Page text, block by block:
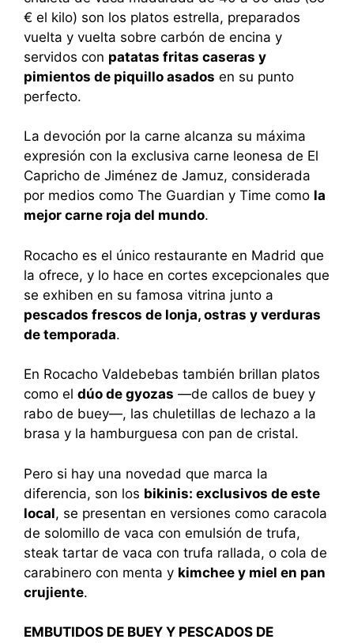
€ el kilo) son los platos estrella, preparados
vuelta y vuelta sobre carbón de encina y
servidos con patatas fritas caseras y
pimientos de piquillo asados en su punto
perfecto.
La devoción por la carne alcanza su máxima
expresión con la exclusiva carne leonesa de El
Capricho de Jiménez de Jamuz, considerada
por medios como The Guardian y Time como la
mejor carne roja del mundo.
Rocacho es el único restaurante en Madrid que
la ofrece, y lo hace en cortes excepcionales que
se exhiben en su famosa vitrina junto a
pescados frescos de lonja, ostras y verduras
de temporada.
En Rocacho Valdebebas también brillan platos
como el dúo de gyozas —de callos de buey y
rabo de buey—, las chuletillas de lechazo a la
brasa y la hamburguesa con pan de cristal.
Pero si hay una novedad que marca la
diferencia, son los bikinis: exclusivos de este
local, se presentan en versiones como caracola
de solomillo de vaca con emulsión de trufa,
steak tartar de vaca con trufa rallada, o cola de
carabinero con menta y kimchee y miel en pan
crujiente.
EMBUTIDOS DE BUEY Y PESCADOS DE